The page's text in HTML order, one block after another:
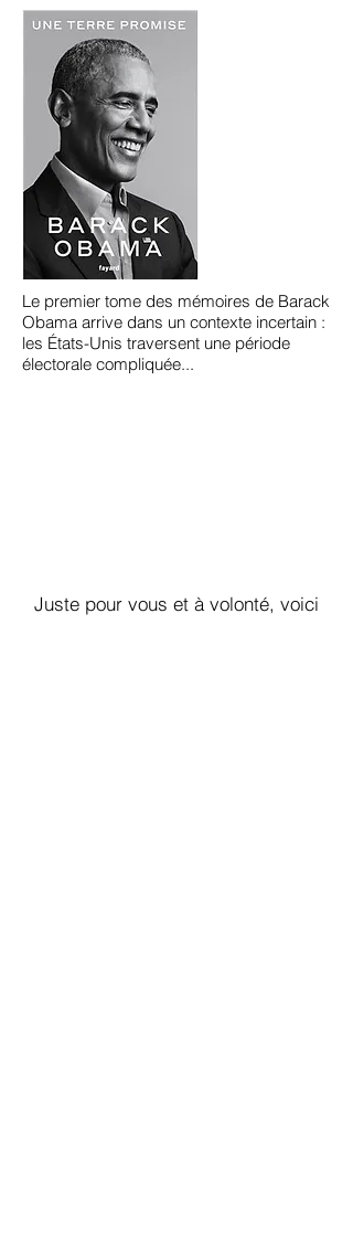
Le premier tome des mémoires de Barack
Obama arrive dans un contexte incertain :
les États-Unis traversent une période
électorale compliquée...
Juste pour vous et à volonté, voici